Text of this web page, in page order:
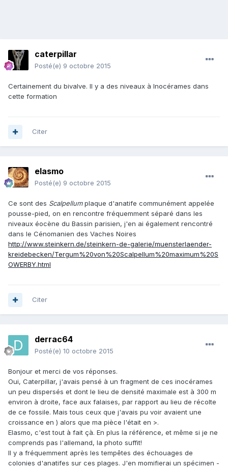
caterpillar
Posté(e) 9 octobre 2015
Certainement du bivalve. Il y a des niveaux à Inocérames dans
cette formation
Citer
elasmo
Posté(e) 9 octobre 2015
Ce sont des Scalpellumplaque d'anatife communément appelée
pousse-pied, on en rencontre fréquemment séparé dans les
niveaux éocène du Bassin parisien, j'en ai également rencontré
dans le Cénomanien des Vaches Noires
http://www.steinkern.de/steinkern-de-galerie/muensterlaender-
kreidebecken/Tergum%20von%20Scalpellum%20maximum%20S
OWERBY.html
Citer
derrac64
Posté(e) 10 octobre 2015
Bonjour et merci de vos réponses.
Oui, Caterpillar, j'avais pensé à un fragment de ces inocérames
un peu dispersés et dont le lieu de densité maximale est à 300 m
environ à droite, face aux falaises, par rapport au lieu de récolte
de ce fossile. Mais tous ceux que j'avais pu voir avaient une
croissance en ) alors que ma pièce l'était en >.
Elasmo, c'est tout à fait çà. En plus la référence, et même si je ne
comprends pas l'allemand, la photo suffit!
Il y a fréquemment après les tempêtes des échouages de
colonies d'anatifes sur ces plages. J'en momifierai un spécimen -